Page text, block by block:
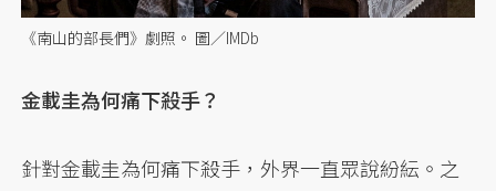
《南山的部長們》劇照。 圖／IMDb
金載圭為何痛下殺手？
針對金載圭為何痛下殺手，外界一直眾說紛紜。之